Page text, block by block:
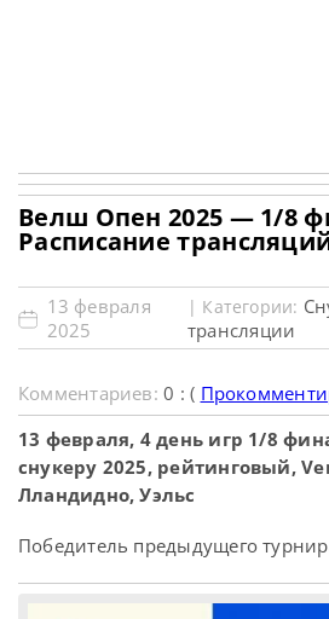
Велш Опен 2025 — 1/8
Расписание
13 февраля
2025
| Категории:
трансляции
Комментариев:0 : (
13 февраля, 4 день игр 1/8
снукеру 2025, рейтинговый,
Лландидно, Уэльс
Победитель предыдущего